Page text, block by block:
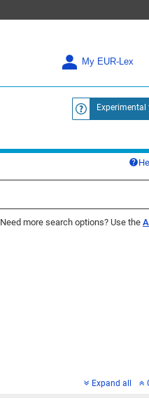
My EUR-Lex
<a
Experimental
Need more search options? Use the
Expand all